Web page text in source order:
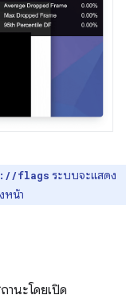
flags ระบบจะแสดง
หน้า
านะโดยเปิด